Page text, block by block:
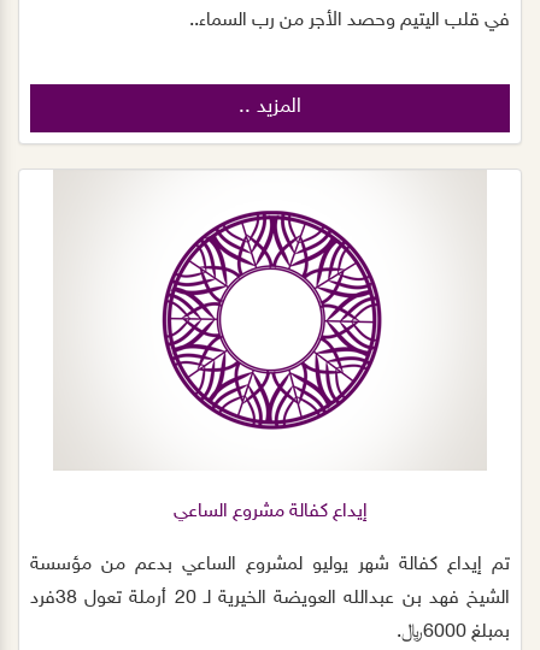
في قلب اليتيم وحصد الأجر من رب السماء..
المزيد ..
إيداع كفالة مشروع الساعي
تم إيداع كفالة شهر يوليو لمشروع الساعي بدعم من مؤسسة
الشيخ فهد بن عبدالله العويضة الخيرية لـ 20 أرملة تعول 38فرد
بمبلغ 6000﷼.